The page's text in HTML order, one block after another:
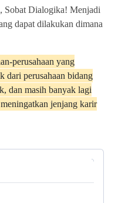
Sobat Dialogika! Menjadi
dapat dilakukan dimana
perusahaan yang
dari perusahaan bidang
dan masih banyak lagi
jenjang karir